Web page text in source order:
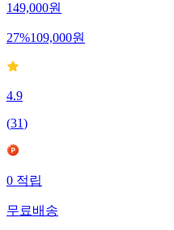
149,000원
27%109,000원
4.9
(31)
0 적립
무료배송